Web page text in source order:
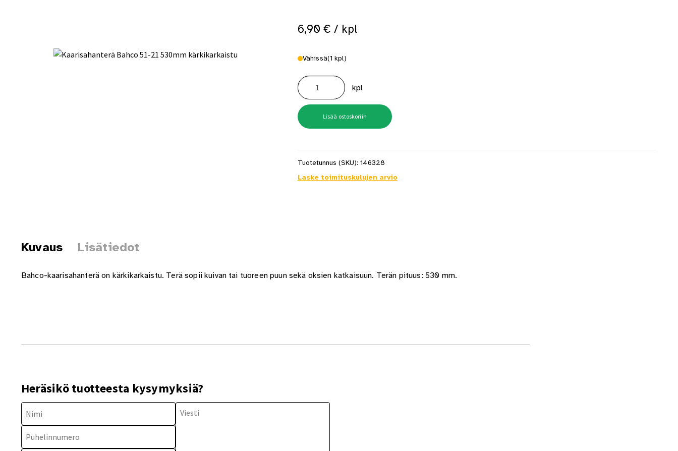
6,90 € / kpl
Vähissä(1 kpl)
Kaarisahanterä
Bahco
51-
21
530mm
kärkikarkaistu
määrä
kpl
Lisää ostoskoriin
Tuotetunnus (SKU): 146328
Laske toimituskulujen arvio
Kuvaus Lisätiedot
Bahco-kaarisahanterä on kärkikarkaistu. Terä sopii kuivan tai tuoreen puun sekä oksien katkaisuun. Terän pituus: 530 mm.
Heräsikö tuotteesta kysymyksiä?